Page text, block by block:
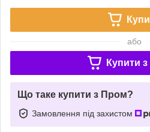
або
Купити з
Що таке купити з Пром?
Замовлення під захистом